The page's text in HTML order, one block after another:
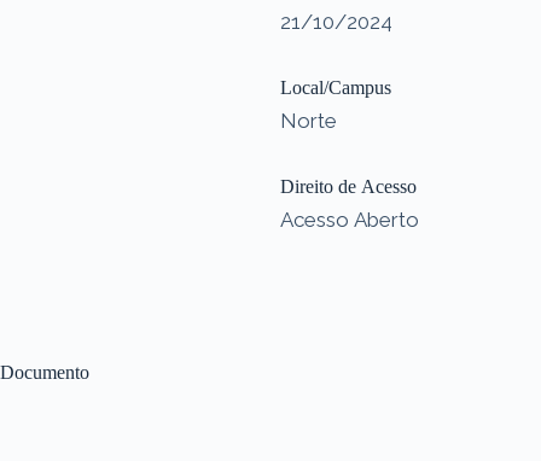
Documento
21/10/2024
Local/Campus
Norte
Direito de Acesso
Acesso Aberto